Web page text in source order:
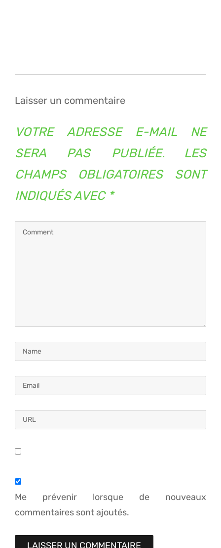
Laisser un commentaire
VOTRE ADRESSE E-MAIL NE
SERA PAS PUBLIÉE.
LES
CHAMPS OBLIGATOIRES SONT
INDIQUÉS AVEC *
Me prévenir lorsque de nouveaux
commentaires sont ajoutés.